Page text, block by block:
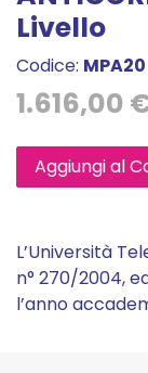
Livello
Codice: MPA20
1.616,00
Aggiungi al
L’Università
n° 270/2004,
l’anno